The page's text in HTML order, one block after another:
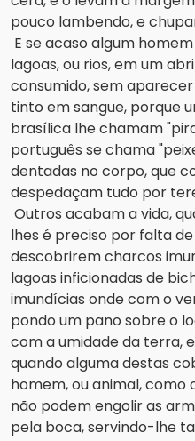
pouco lambendo, e
E se acaso algum
lagoas, ou rios, em um
consumido, sem
tinto em sangue, porque
brasílica lhe chamam
português se chama
dentadas no corpo, que
despedaçam tudo por
Outros acabam a vida,
lhes é preciso por falta
descobrirem charcos
lagoas inficionadas de
imundícias onde com o
pondo um pano sobre o
com a umidade da terra,
quando alguma destas
homem, ou animal, como
não podem engolir as
pela boca, servindo-lhe